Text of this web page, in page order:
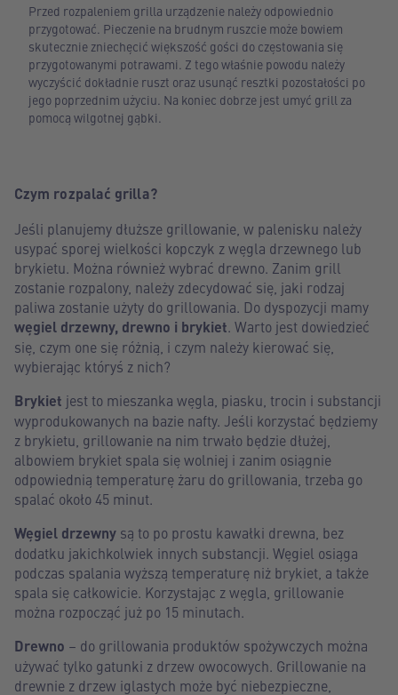
Przed rozpaleniem grilla urządzenie należy odpowiednio
przygotować. Pieczenie na brudnym ruszcie może bowiem
skutecznie zniechęcić większość gości do częstowania się
przygotowanymi potrawami. Z tego właśnie powodu należy
wyczyścić dokładnie ruszt oraz usunąć resztki pozostałości po
jego poprzednim użyciu. Na koniec dobrze jest umyć grill za
pomocą wilgotnej gąbki.
Czym rozpalać grilla?
Jeśli planujemy dłuższe grillowanie, w palenisku należy
usypać sporej wielkości kopczyk z węgla drzewnego lub
brykietu. Można również wybrać drewno. Zanim grill
zostanie rozpalony, należy zdecydować się, jaki rodzaj
paliwa zostanie użyty do grillowania. Do dyspozycji mamy
węgiel drzewny, drewno i brykiet. Warto jest dowiedzieć
się, czym one się różnią, i czym należy kierować się,
wybierając któryś z nich?
Brykiet jest to mieszanka węgla, piasku, trocin i substancji
wyprodukowanych na bazie nafty. Jeśli korzystać będziemy
z brykietu, grillowanie na nim trwało będzie dłużej,
albowiem brykiet spala się wolniej i zanim osiągnie
odpowiednią temperaturę żaru do grillowania, trzeba go
spalać około 45 minut.
Węgiel drzewny są to po prostu kawałki drewna, bez
dodatku jakichkolwiek innych substancji. Węgiel osiąga
podczas spalania wyższą temperaturę niż brykiet, a także
spala się całkowicie. Korzystając z węgla, grillowanie
można rozpocząć już po 15 minutach.
Drewno – do grillowania produktów spożywczych można
używać tylko gatunki z drzew owocowych. Grillowanie na
drewnie z drzew iglastych może być niebezpieczne,